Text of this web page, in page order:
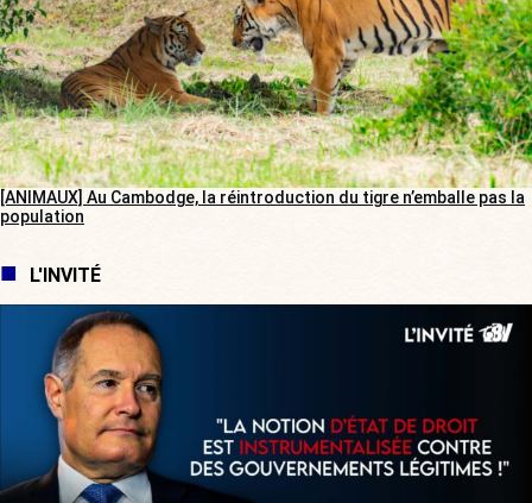
[ANIMAUX] Au Cambodge, la réintroduction du tigre n’emballe pas la
population
L'INVITÉ